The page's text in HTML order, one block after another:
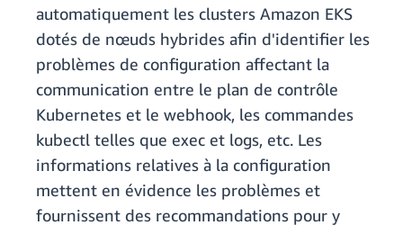
automatiquement les clusters Amazon EKS
dotés de nœuds hybrides afin d'identifier les
problèmes de configuration affectant la
communication entre le plan de contrôle
Kubernetes et le webhook, les commandes
kubectl telles que exec et logs, etc. Les
informations relatives à la configuration
mettent en évidence les problèmes et
fournissent des recommandations pour y